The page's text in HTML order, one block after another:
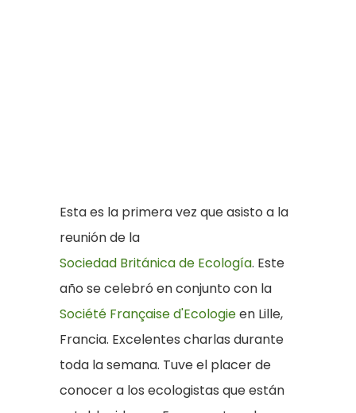
Esta es la primera vez que asisto a la
reunión de la
Sociedad Británica de Ecología. Este
año se celebró en conjunto con la
Société Française d'Ecologieen Lille,
Francia. Excelentes charlas durante
toda la semana. Tuve el placer de
conocer a los ecologistas que están